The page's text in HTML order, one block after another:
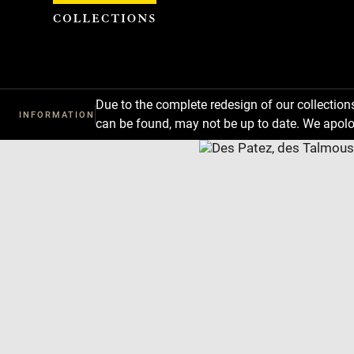
INFORMATION
Due to the complete redesign of our
can be found, may not be up to date. We
Cookies management panel